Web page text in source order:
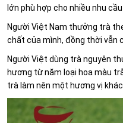
lớn phù hợp cho nhiều nhu
Người Việt Nam thưởng trà
chất của mình, đồng thời vẫn
Người Việt dùng trà nguyên
hương từ năm loại hoa màu
trà làm nên một hương vị